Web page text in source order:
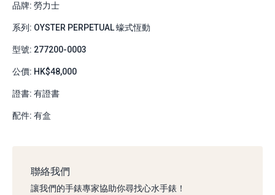
品牌: 勞力士
系列: OYSTER PERPETUAL 蠔式恆動
型號: 277200-0003
公價: HK$48,000
證書: 有證書
配件: 有盒
聯絡我們
讓我們的手錶專家協助你尋找心水手錶！